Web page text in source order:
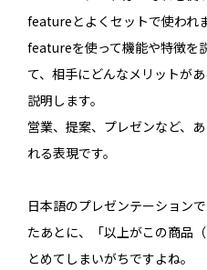
featureとよくセットで使われま
featureを使って機能や特徴を
て、相手にどんなメリットが
説明します。
営業、提案、プレゼンなど、
れる表現です。
日本語のプレゼンテーション
たあとに、「以上がこの商品
とめてしまいがちですよね。